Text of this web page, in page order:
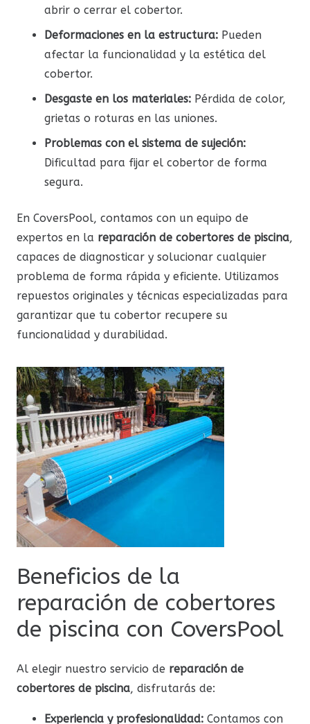
abrir o cerrar el cobertor.
Deformaciones en la estructura: Pueden
afectar la funcionalidad y la estética del
cobertor.
Desgaste en los materiales: Pérdida de color,
grietas o roturas en las uniones.
Problemas con el sistema de sujeción:
Dificultad para fijar el cobertor de forma
segura.
En CoversPool, contamos con un equipo de
expertos en la reparación de cobertores de piscina,
capaces de diagnosticar y solucionar cualquier
problema de forma rápida y eficiente. Utilizamos
repuestos originales y técnicas especializadas para
garantizar que tu cobertor recupere su
funcionalidad y durabilidad.
Beneficios de la
reparación de cobertores
de piscina con CoversPool
Al elegir nuestro servicio de reparación de
cobertores de piscina, disfrutarás de:
Experiencia y profesionalidad: Contamos con